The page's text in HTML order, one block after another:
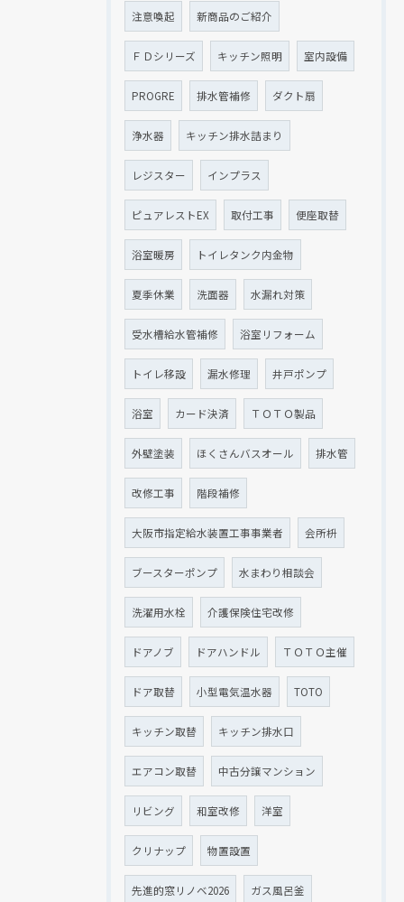
注意喚起 新商品のご紹介
ＦＤシリーズ キッチン照明 室内設備
PROGRE 排水管補修 ダクト扇
浄水器 キッチン排水詰まり
レジスター インプラス
ピュアレストEX 取付工事 便座取替
浴室暖房 トイレタンク内金物
夏季休業 洗面器 水漏れ対策
受水槽給水管補修 浴室リフォーム
トイレ移設 漏水修理 井戸ポンプ
浴室 カード決済 ＴＯＴＯ製品
外壁塗装 ほくさんバスオール 排水管
改修工事 階段補修
大阪市指定給水装置工事事業者 会所枡
ブースターポンプ 水まわり相談会
洗濯用水栓 介護保険住宅改修
ドアノブ ドアハンドル ＴＯＴＯ主催
ドア取替 小型電気温水器 TOTO
キッチン取替 キッチン排水口
エアコン取替 中古分譲マンション
リビング 和室改修 洋室
クリナップ 物置設置
先進的窓リノベ2026 ガス風呂釜